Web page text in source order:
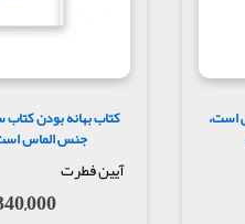
است، کتاب بهانه بودن
جنس الماس
آیین فطرت
340,000